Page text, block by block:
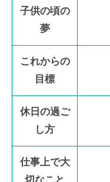
子供の頃の
夢
これからの
目標
休日の過ご
し方
仕事上で大